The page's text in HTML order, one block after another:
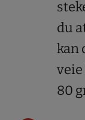
du
kan
80